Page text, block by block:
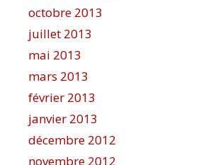
octobre 2013
juillet 2013
mai 2013
mars 2013
février 2013
janvier 2013
décembre 2012
novembre 2012